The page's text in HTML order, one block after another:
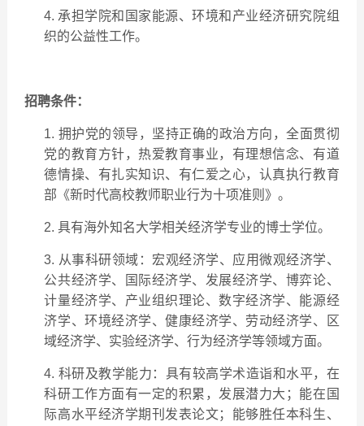
4. 承担学院和国家能源、环境和产业经济研究院组
织的公益性工作。
招聘条件：
1. 拥护党的领导，坚持正确的政治方向，全面贯彻
党的教育方针，热爱教育事业，有理想信念、有道
德情操、有扎实知识、有仁爱之心，认真执行教育
部《新时代高校教师职业行为十项准则》。
2. 具有海外知名大学相关经济学专业的博士学位。
3. 从事科研领域： 宏观经济学、 应用微观经济学、
公共经济学、
国际经济学、 发展经济学、 博弈论、
计量经济学、 产业组织理论、数字经济学、 能源经
济学、环境经济学、健康经济学、劳动经济学、
区
域经济学、 实验经济学、行为经济学等领域方面。
4. 科研及教学能力：具有较高学术造诣和水平，在
科研工作方面有一定的积累，发展潜力大；能在国
际高水平经济学期刊发表论文；能够胜任本科生、